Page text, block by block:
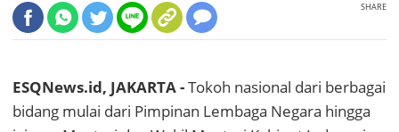
SHARE
ESQNews.id, JAKARTA -Tokoh nasional dari berbagai
bidang mulai dari Pimpinan Lembaga Negara hingga